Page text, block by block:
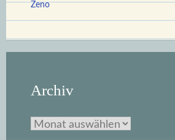
Zeno
Archiv
Archiv